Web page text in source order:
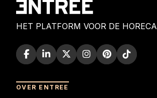
HET PLATFORM VOOR DE HORECA
OVER ENTREE